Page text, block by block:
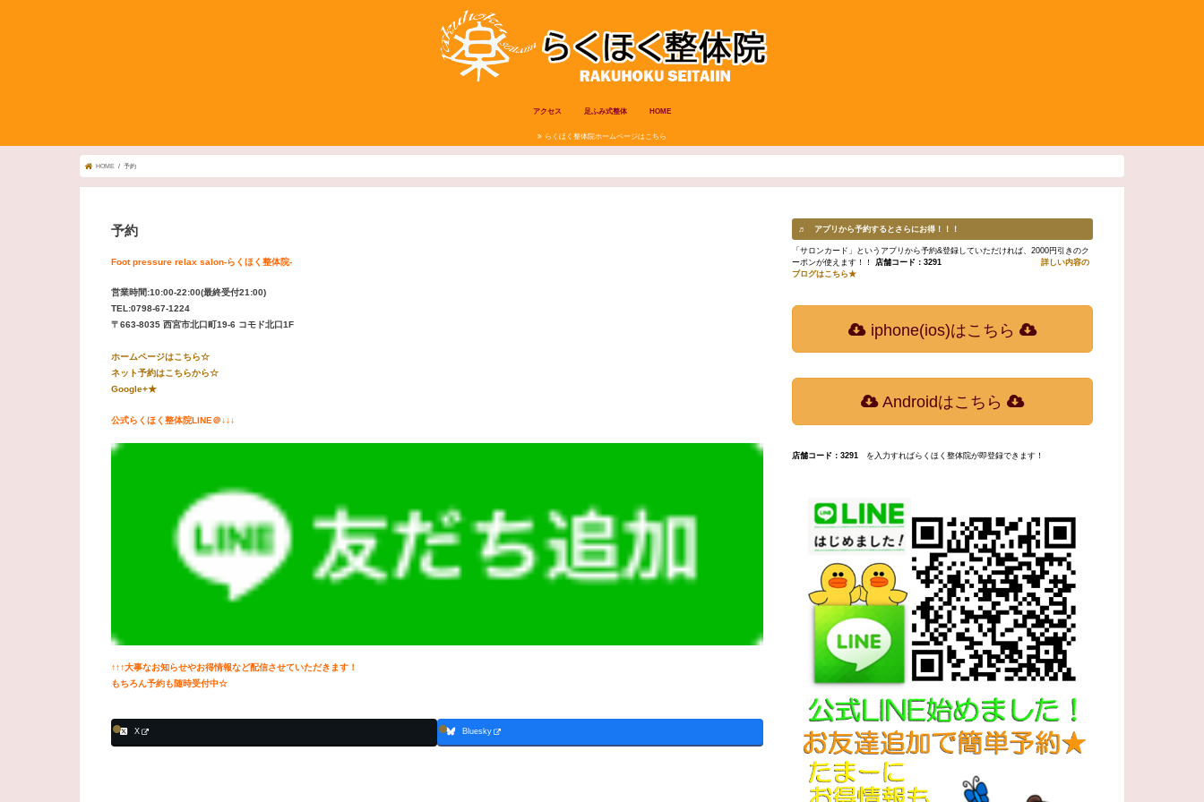
アクセス 足ふみ式整体 HOME
らくほく整体院ホームページはこちら
HOME 予約
予約
Foot pressure relax salon-らくほく整体院-
営業時間:10:00-22:00(最終受付21:00)
TEL:0798-67-1224
〒663-8035 西宮市北口町19-6 コモド北口1F
ホームページはこちら☆
ネット予約はこちらから☆
Google+★
公式らくほく整体院LINE＠↓↓↓
↑↑↑大事なお知らせやお得情報など配信させていただきます！
もちろん予約も随時受付中☆
X Bluesky
♬ アプリから予約するとさらにお得！！！
「サロンカード」というアプリから予約&登録していただければ、2000円引きのク
ーポンが使えます！！ 店舗コード：3291
詳しい内容の
ブログはこちら★
iphone(ios)はこちら
Androidはこちら
店舗コード：3291 を入力すればらくほく整体院が即登録できます！